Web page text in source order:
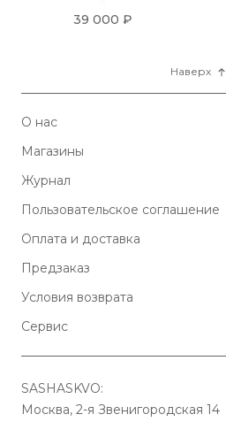
39 000 ₽
Наверх
О нас
Магазины
Журнал
Пользовательское соглашение
Оплата и доставка
Предзаказ
Условия возврата
Сервис
SASHASKVO:
Москва, 2-я Звенигородская 14